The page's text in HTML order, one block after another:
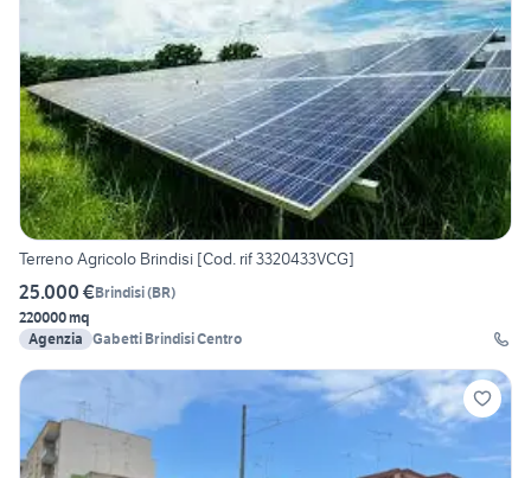
Terreno Agricolo Brindisi [Cod. rif 3320433VCG]
25.000 €Brindisi(BR)
220000 mq
Agenzia Gabetti Brindisi Centro